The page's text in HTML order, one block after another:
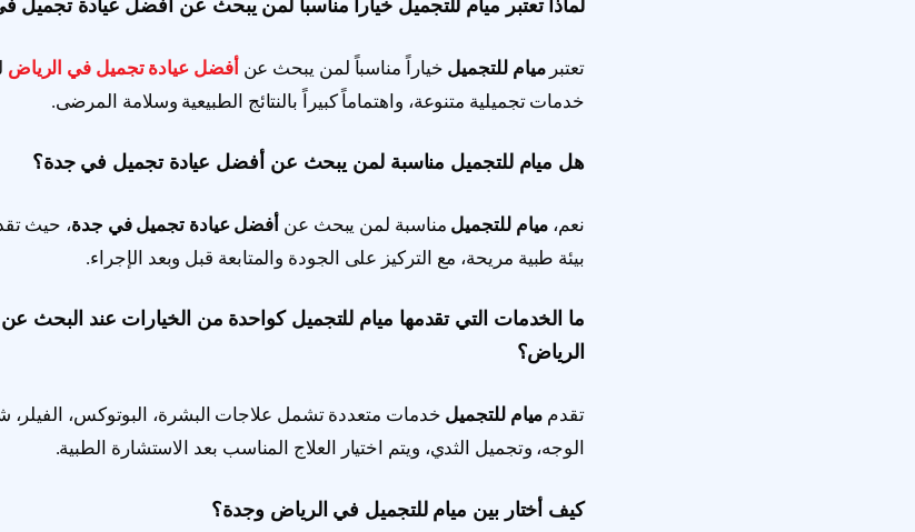
لماذا تعتبر ميام للتجميل خياراً مناسباً لمن يبحث عن أفضل عيادة تجميل
تعتبرميام للتجميل خياراً مناسباً لمن يبحث عن أفضل عيادة تجميل في الرياض
خدمات تجميلية متنوعة، واهتماماً كبيراً بالنتائج الطبيعية وسلامة المرضى.
هل ميام للتجميل مناسبة لمن يبحث عن أفضل عيادة تجميل في جدة؟
نعم، ميام للتجميل مناسبة لمن يبحث عن أفضل عيادة تجميل في جدة، حيث
بيئة طبية مريحة، مع التركيز على الجودة والمتابعة قبل وبعد الإجراء.
ما الخدمات التي تقدمها ميام للتجميل كواحدة من الخيارات عند البحث
الرياض؟
تقدم ميام للتجميل خدمات متعددة تشمل علاجات البشرة، البوتوكس،
الوجه، وتجميل الثدي، ويتم اختيار العلاج المناسب بعد الاستشارة الطبية.
كيف أختار بين ميام للتجميل في الرياض وجدة؟